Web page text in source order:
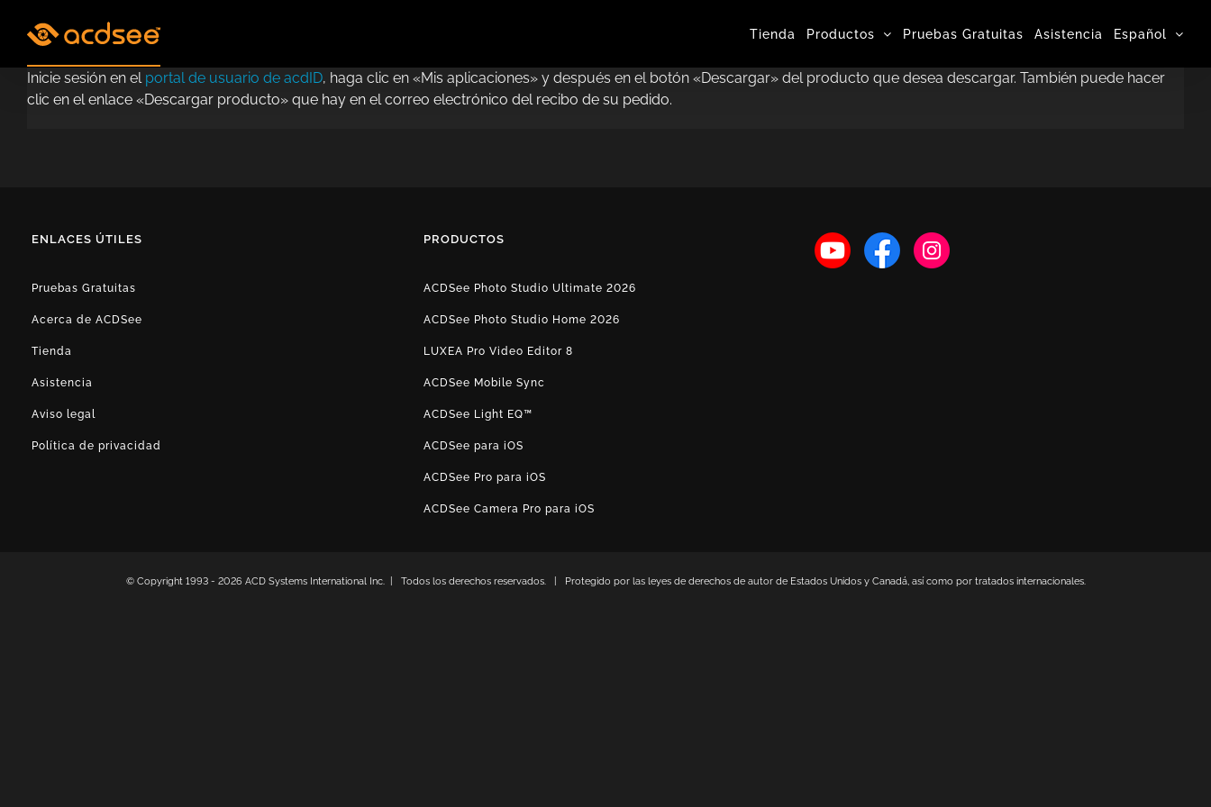
Tienda Productos Pruebas Gratuitas Asistencia Español
Inicie sesión en el portal de usuario de acdID, haga clic en «Mis aplicaciones» y después en el botón «Descargar» del producto que desea descargar. También puede hacer
clic en el enlace «Descargar producto» que hay en el correo electrónico del recibo de su pedido.
ENLACES ÚTILES
Pruebas Gratuitas
Acerca de ACDSee
Tienda
Asistencia
Aviso legal
Política de privacidad
PRODUCTOS
ACDSee Photo Studio Ultimate 2026
ACDSee Photo Studio Home 2026
LUXEA Pro Video Editor 8
ACDSee Mobile Sync
ACDSee Light EQ™
ACDSee para iOS
ACDSee Pro para iOS
ACDSee Camera Pro para iOS
© Copyright 1993 - 2026 ACD Systems International Inc. | Todos los derechos reservados. | Protegido por las leyes de derechos de autor de Estados Unidos y Canadá, así como por tratados internacionales.